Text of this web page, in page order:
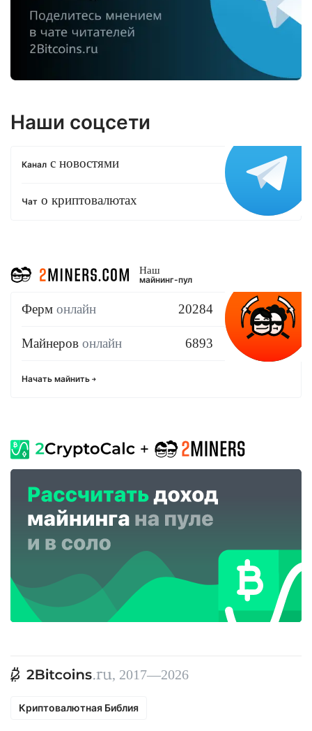
Наши соцсети
Канал с новостями
Чат о криптовалютах
Наш
майнинг-пул
Ферм онлайн 20284
Майнеров онлайн 6893
Начать майнить
, 2017—2026
Криптовалютная Библия